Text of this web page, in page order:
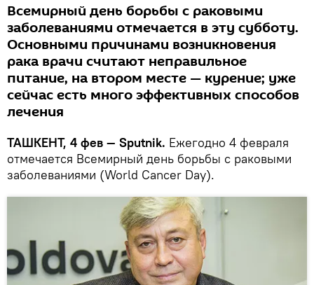
Всемирный день борьбы с раковыми
заболеваниями отмечается в эту субботу.
Основными причинами возникновения
рака врачи считают неправильное
питание, на втором месте — курение; уже
сейчас есть много эффективных способов
лечения
ТАШКЕНТ, 4 фев — Sputnik. Ежегодно 4 февраля
отмечается Всемирный день борьбы с раковыми
заболеваниями (World Cancer Day).